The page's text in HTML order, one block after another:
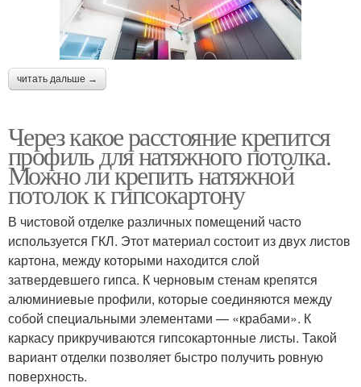
читать дальше →
Через какое расстояние крепится
профиль для натяжного потолка.
Можно ли крепить натяжной
потолок к гипсокартону
В чистовой отделке различных помещений часто
используется ГКЛ. Этот материал состоит из двух листов
картона, между которыми находится слой
затвердевшего гипса. К черновым стенам крепятся
алюминиевые профили, которые соединяются между
собой специальными элементами — «крабами». К
каркасу прикручиваются гипсокартонные листы. Такой
вариант отделки позволяет быстро получить ровную
поверхность.